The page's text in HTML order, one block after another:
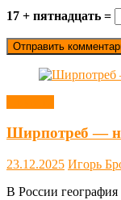
17 + пятнадцать =
Ширпотреб —
23.12.2025 Игорь
В России